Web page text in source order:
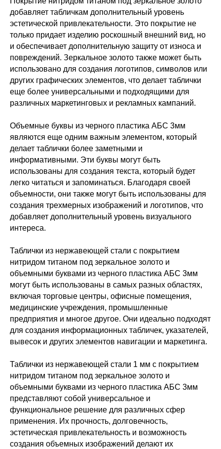
добавляет табличкам дополнительный уровень
эстетической привлекательности. Это покрытие не
только придает изделию роскошный внешний вид, но
и обеспечивает дополнительную защиту от износа и
повреждений. Зеркальное золото также может быть
использовано для создания логотипов, символов или
других графических элементов, что делает таблички
еще более универсальными и подходящими для
различных маркетинговых и рекламных кампаний.
Объемные буквы из черного пластика АБС 3мм
являются еще одним важным элементом, который
делает таблички более заметными и
информативными. Эти буквы могут быть
использованы для создания текста, который будет
легко читаться и запоминаться. Благодаря своей
объемности, они также могут быть использованы для
создания трехмерных изображений и логотипов, что
добавляет дополнительный уровень визуального
интереса.
Таблички из нержавеющей стали с покрытием
нитридом титаном под зеркальное золото и
объемными буквами из черного пластика АБС 3мм
могут быть использованы в самых разных областях,
включая торговые центры, офисные помещения,
медицинские учреждения, промышленные
предприятия и многое другое. Они идеально подходят
для создания информационных табличек, указателей,
вывесок и других элементов навигации и маркетинга.
Таблички из нержавеющей стали 1 мм с покрытием
нитридом титаном под зеркальное золото и
объемными буквами из черного пластика АБС 3мм
представляют собой универсальное и
функциональное решение для различных сфер
применения. Их прочность, долговечность,
эстетическая привлекательность и возможность
создания объемных изображений делают их